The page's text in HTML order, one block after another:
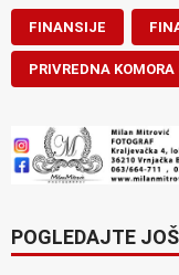
FINANSIJE
PRIVREDNA KOMORA
POGLEDAJTE